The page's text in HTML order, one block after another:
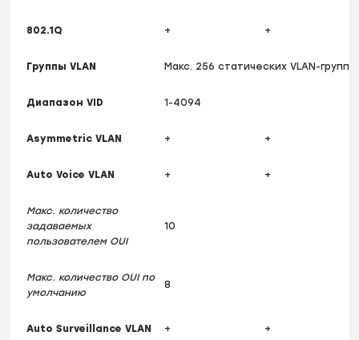
802.1Q + +
Группы VLAN Макс. 256 статических VLAN-групп
Диапазон VID 1-4094
Asymmetric VLAN + +
Auto Voice VLAN + +
Макс. количество
задаваемых
пользователем OUI
10
Макс. количество OUI по
умолчанию
8
Auto Surveillance VLAN + +